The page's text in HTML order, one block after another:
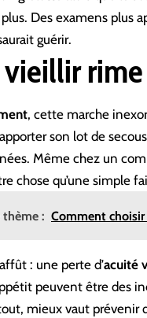
Des examens plus
guérir.
, cette marche
son lot de
Même chez un
chose qu’une simple
thème : Comment
: une perte d’acuité
peuvent être des
mieux vaut prévenir